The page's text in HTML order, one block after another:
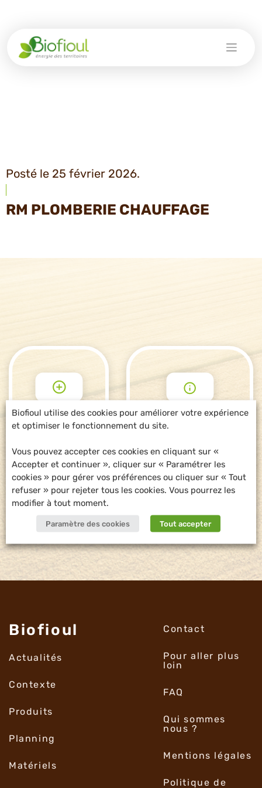
Posté le 25 février 2026.
RM PLOMBERIE CHAUFFAGE
POUR ALLER
PLUS LOIN
DEMANDE
D'INFORMATIONS
Biofioul
Actualités
Contexte
Produits
Planning
Matériels
Contact
Pour aller plus
loin
FAQ
Qui sommes
nous ?
Mentions légales
Politique de
Biofioul utilise des cookies pour améliorer votre expérience
et optimiser le fonctionnement du site.
Vous pouvez accepter ces cookies en cliquant sur «
Accepter et continuer », cliquer sur « Paramétrer les
cookies » pour gérer vos préférences ou cliquer sur « Tout
refuser » pour rejeter tous les cookies. Vous pourrez les
modifier à tout moment.
Paramètre des cookies Tout accepter